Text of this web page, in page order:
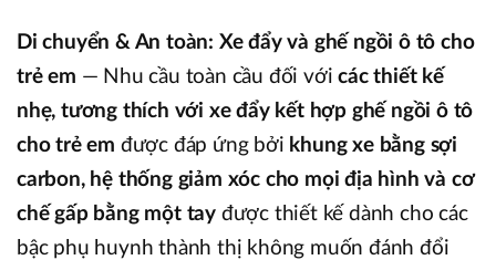
Di chuyển & An toàn: Xe đẩy và ghế ngồi ô tô cho
trẻ em — Nhu cầu toàn cầu đối vớicác thiết kế
nhẹ, tương thích với xe đẩy kết hợp ghế ngồi ô tô
cho trẻ em được đáp ứng bởi khung xe bằng sợi
carbon, hệ thống giảm xóc cho mọi địa hình và cơ
chế gấp bằng một tay được thiết kế dành cho các
bậc phụ huynh thành thị không muốn đánh đổi